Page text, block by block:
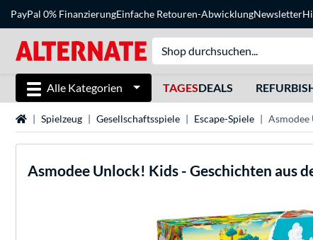
PayPal 0% FinanzierungEinfache Retouren-AbwicklungNewsletter
Alle Kategorien TAGESDEALS
StartseiteSpielzeug Gesellschaftsspiele Escape-Spiele Asmodee
Asmodee Unlock! Kids - Geschichten aus